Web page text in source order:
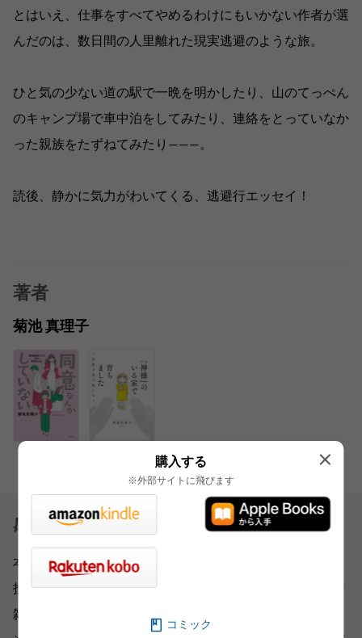
とはいえ、仕事をすべてやめるわけにもいかない作者が選
んだのは、数日間の人里離れた現実逃避のような旅。
ひと気の少ない道の駅で一晩を明かしたり、山のてっぺん
のキャンプ場で車中泊をしてみたり、連絡をとっていなか
った親族をたずねてみたり―――。
読後、静かに気力がわいてくる、逃避行エッセイ！
著者
菊池 真理子
感想を送る
本書をお読みになったご意見・ご感想をお寄せください。
投稿されたお客様の声は、弊社ウェブサイト、また新聞・
雑誌広告などに掲載させていただく場合がございます。
購入する
※外部サイトに飛びます
コミック